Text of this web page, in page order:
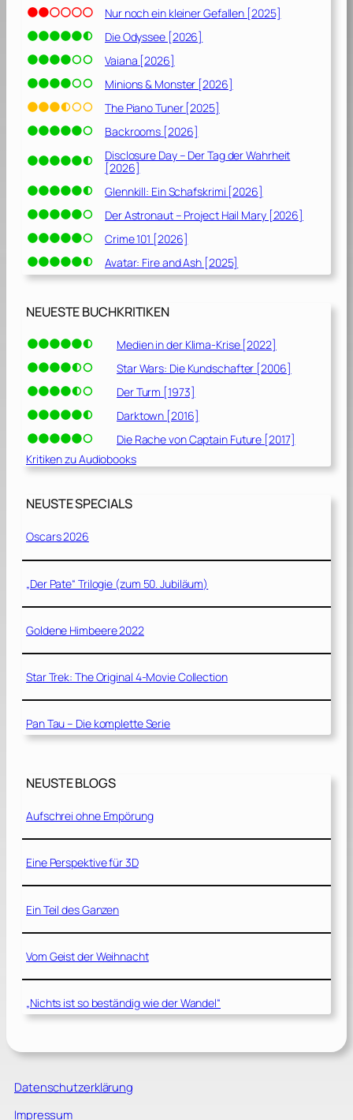
Nur noch ein kleiner Gefallen [2025]
Die Odyssee [2026]
Vaiana [2026]
Minions & Monster [2026]
The Piano Tuner [2025]
Backrooms [2026]
Disclosure Day – Der Tag der Wahrheit
[2026]
Glennkill: Ein Schafskrimi [2026]
Der Astronaut – Project Hail Mary [2026]
Crime 101 [2026]
Avatar: Fire and Ash [2025]
NEUESTE BUCHKRITIKEN
Medien in der Klima-Krise [2022]
Star Wars: Die Kundschafter [2006]
Der Turm [1973]
Darktown [2016]
Die Rache von Captain Future [2017]
Kritiken zu Audiobooks
NEUSTE SPECIALS
Oscars 2026
„Der Pate“ Trilogie (zum 50. Jubiläum)
Goldene Himbeere 2022
Star Trek: The Original 4-Movie Collection
Pan Tau – Die komplette Serie
NEUSTE BLOGS
Aufschrei ohne Empörung
Eine Perspektive für 3D
Ein Teil des Ganzen
Vom Geist der Weihnacht
„Nichts ist so beständig wie der Wandel“
Datenschutzerklärung
Impressum